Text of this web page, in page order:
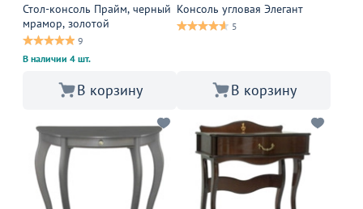
Стол-консоль Прайм, черный
мрамор, золотой
9
В наличии 4 шт.
В корзину
Консоль угловая Элегант
5
В корзину